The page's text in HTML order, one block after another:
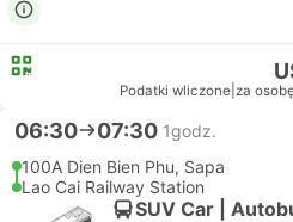
Podatki wliczone za
06:30 07:30 1godz.
100A Dien Bien Phu, Sapa
Lao Cai Railway Station
SUV Car |